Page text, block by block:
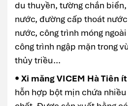
du thuyền, tường chắn
nước, đường cấp thoát
nước, công trình móng
công trình ngập mặn trong
thủy triều...
• Xi măng VICEM Hà Tiên
hỗn hợp bột mịn chứa